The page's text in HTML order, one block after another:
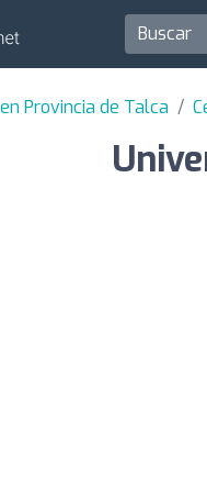
Provincia de Talca